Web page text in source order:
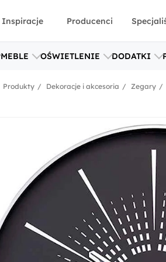
MEBLE OŚWIETLENIE DODATKI
Inspiracje Producenci
Zegary
Dekoracje i akcesoria
Produkty